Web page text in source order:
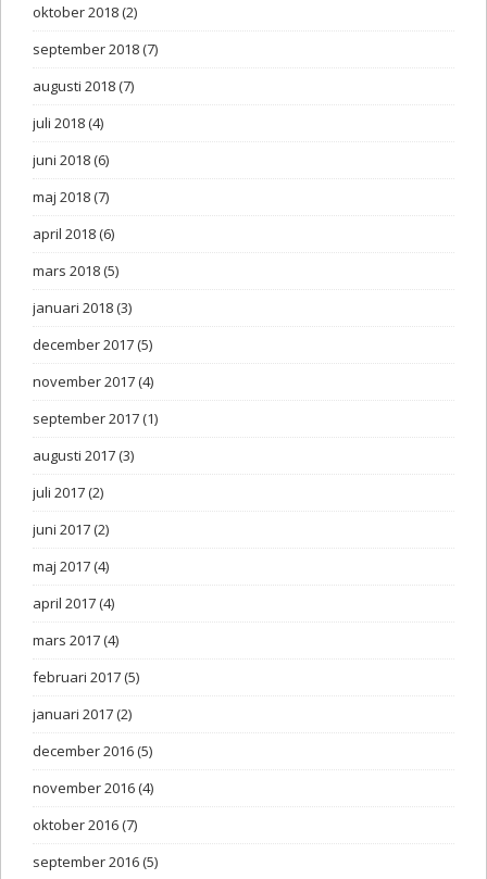
oktober 2018(2)
september 2018(7)
augusti 2018(7)
juli 2018(4)
juni 2018(6)
maj 2018(7)
april 2018(6)
mars 2018(5)
januari 2018(3)
december 2017(5)
november 2017(4)
september 2017(1)
augusti 2017(3)
juli 2017(2)
juni 2017(2)
maj 2017(4)
april 2017(4)
mars 2017(4)
februari 2017(5)
januari 2017(2)
december 2016(5)
november 2016(4)
oktober 2016(7)
september 2016(5)